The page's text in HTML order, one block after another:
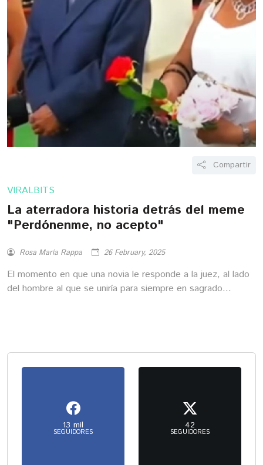
Compartir
VIRALBITS
La aterradora historia detrás del meme
"Perdónenme, no acepto"
Rosa María Rappa 26 February, 2025
El momento en que una novia le responde a la juez, al lado
del hombre al que se uniría para siempre en sagrado
13 mil
SEGUIDORES
42
SEGUIDORES